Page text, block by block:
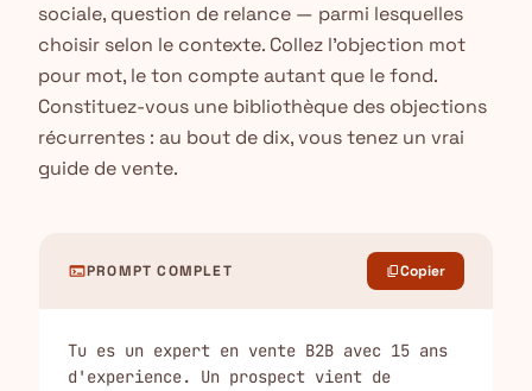
sociale, question de relance — parmi lesquelles
choisir selon le contexte. Collez l'objection mot
pour mot, le ton compte autant que le fond.
Constituez-vous une bibliothèque des objections
récurrentes : au bout de dix, vous tenez un vrai
guide de vente.
terminalPROMPT COMPLET content_copyCopier
Tu es un expert en vente B2B avec 15 ans
d'experience. Un prospect vient de